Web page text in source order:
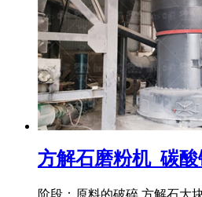
方解石磨粉机_碳
阶段：原料的破碎 方解石大